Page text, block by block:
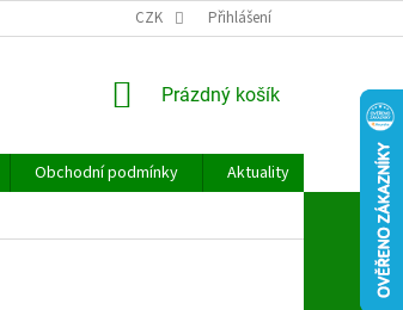
CZK Přihlášení
NÁKUPNÍ
Prázdný košík
Obchodní podmínky Aktuality
Kontakt